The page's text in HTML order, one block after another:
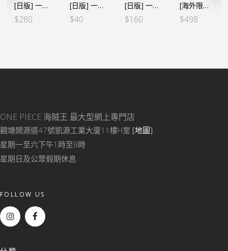
[日版] 一番賞 TREASURE CRUISE E賞 黑刀卓洛
$280
[日版] 一番賞 A3膠枱墊 – 卓洛
$40
[日版] 一番くじ 悪魔を宿す者達VOL.2-F賞 色紙 (全8種)
$160
[海外限定 SMSP] 海賊王 世界造形王頂上決戰3 卓洛 2D色
$498
ONE PIECE 海賊王 最大型網上專門店
觀塘開源道47號凱源工業大廈11樓H室 [地圖]
星期一至六下午1時至8時
星期日及公眾假期休息
FOLLOW US